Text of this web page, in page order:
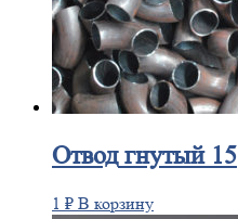
Отводгнутый 15
1 ₽ В корзину